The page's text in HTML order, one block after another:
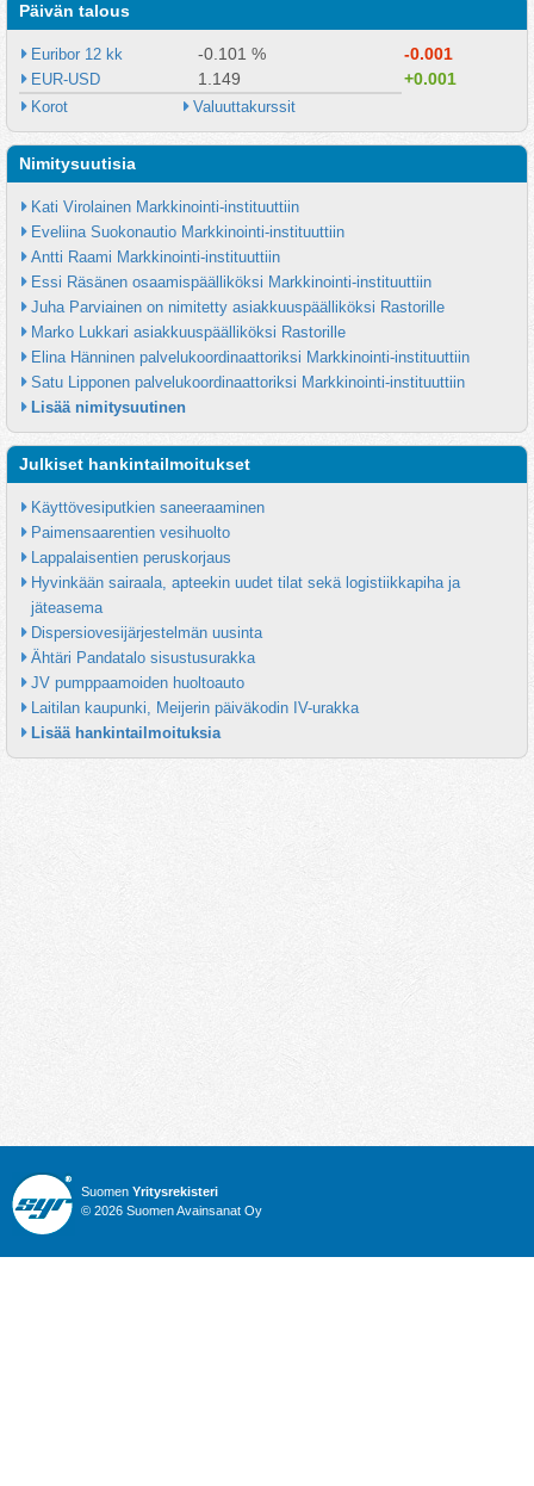
Päivän talous
Euribor 12 kk -0.101 % -0.001
EUR-USD 1.149 +0.001
Korot Valuuttakurssit
Nimitysuutisia
Kati Virolainen Markkinointi-instituuttiin
Eveliina Suokonautio Markkinointi-instituuttiin
Antti Raami Markkinointi-instituuttiin
Essi Räsänen osaamispäälliköksi Markkinointi-instituuttiin
Juha Parviainen on nimitetty asiakkuuspäälliköksi Rastorille
Marko Lukkari asiakkuuspäälliköksi Rastorille
Elina Hänninen palvelukoordinaattoriksi Markkinointi-instituuttiin
Satu Lipponen palvelukoordinaattoriksi Markkinointi-instituuttiin
Lisää nimitysuutinen
Julkiset hankintailmoitukset
Käyttövesiputkien saneeraaminen
Paimensaarentien vesihuolto
Lappalaisentien peruskorjaus
Hyvinkään sairaala, apteekin uudet tilat sekä logistiikkapiha ja
jäteasema
Dispersiovesijärjestelmän uusinta
Ähtäri Pandatalo sisustusurakka
JV pumppaamoiden huoltoauto
Laitilan kaupunki, Meijerin päiväkodin IV-urakka
Lisää hankintailmoituksia
Suomen Yritysrekisteri
© 2026 Suomen Avainsanat Oy